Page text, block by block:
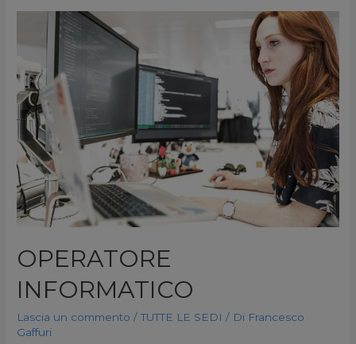
OPERATORE
INFORMATICO
Lascia un commento /TUTTE LE SEDI / Di Francesco
Gaffuri